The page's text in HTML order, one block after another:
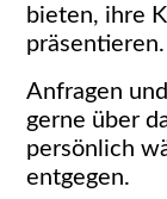
bieten, ihre
präsentieren.
Anfragen
gerne über
persönlich
entgegen.